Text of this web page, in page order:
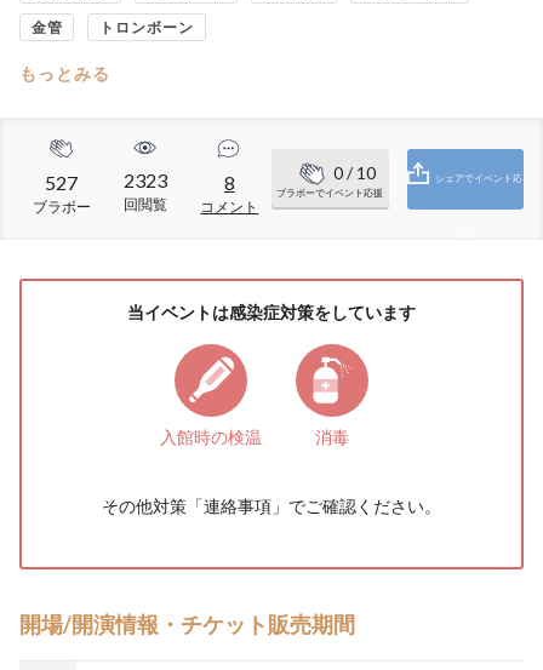
金管 トロンボーン
もっとみる
527
ブラボー
2323
回閲覧
8
コメント
0/ 10
ブラボーでイベント応援
シェアでイベント応
当イベントは感染症対策をしています
入館時の検温 消毒
その他対策「連絡事項 」でご確認ください。
開場/開演情報・チケット販売期間